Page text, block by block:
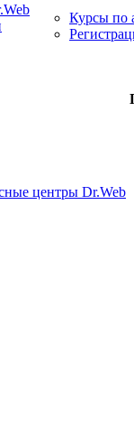
Курсы по
центры Dr.Web